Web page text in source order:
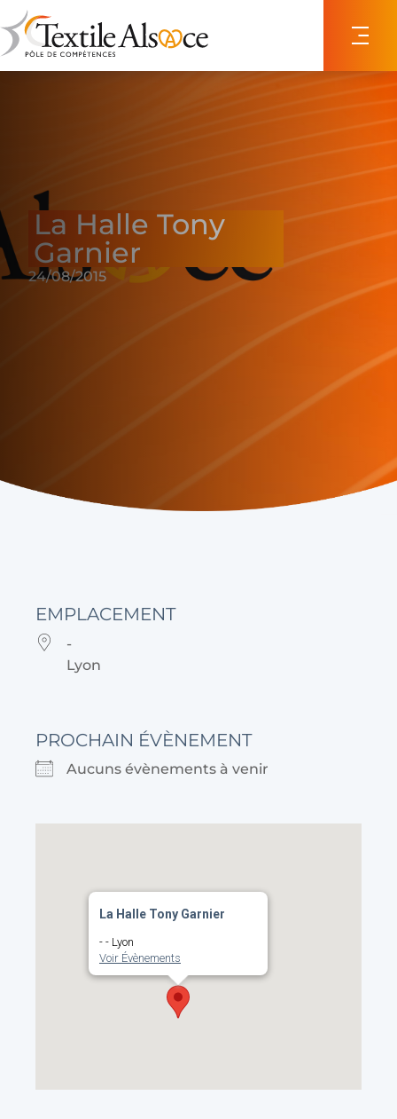
La Halle Tony
Garnier
24/08/2015
EMPLACEMENT
-
Lyon
PROCHAIN ÉVÈNEMENT
Aucuns évènements à venir
La Halle Tony Garnier
- - Lyon
Voir Évènements
Panneau de gestion des cookies